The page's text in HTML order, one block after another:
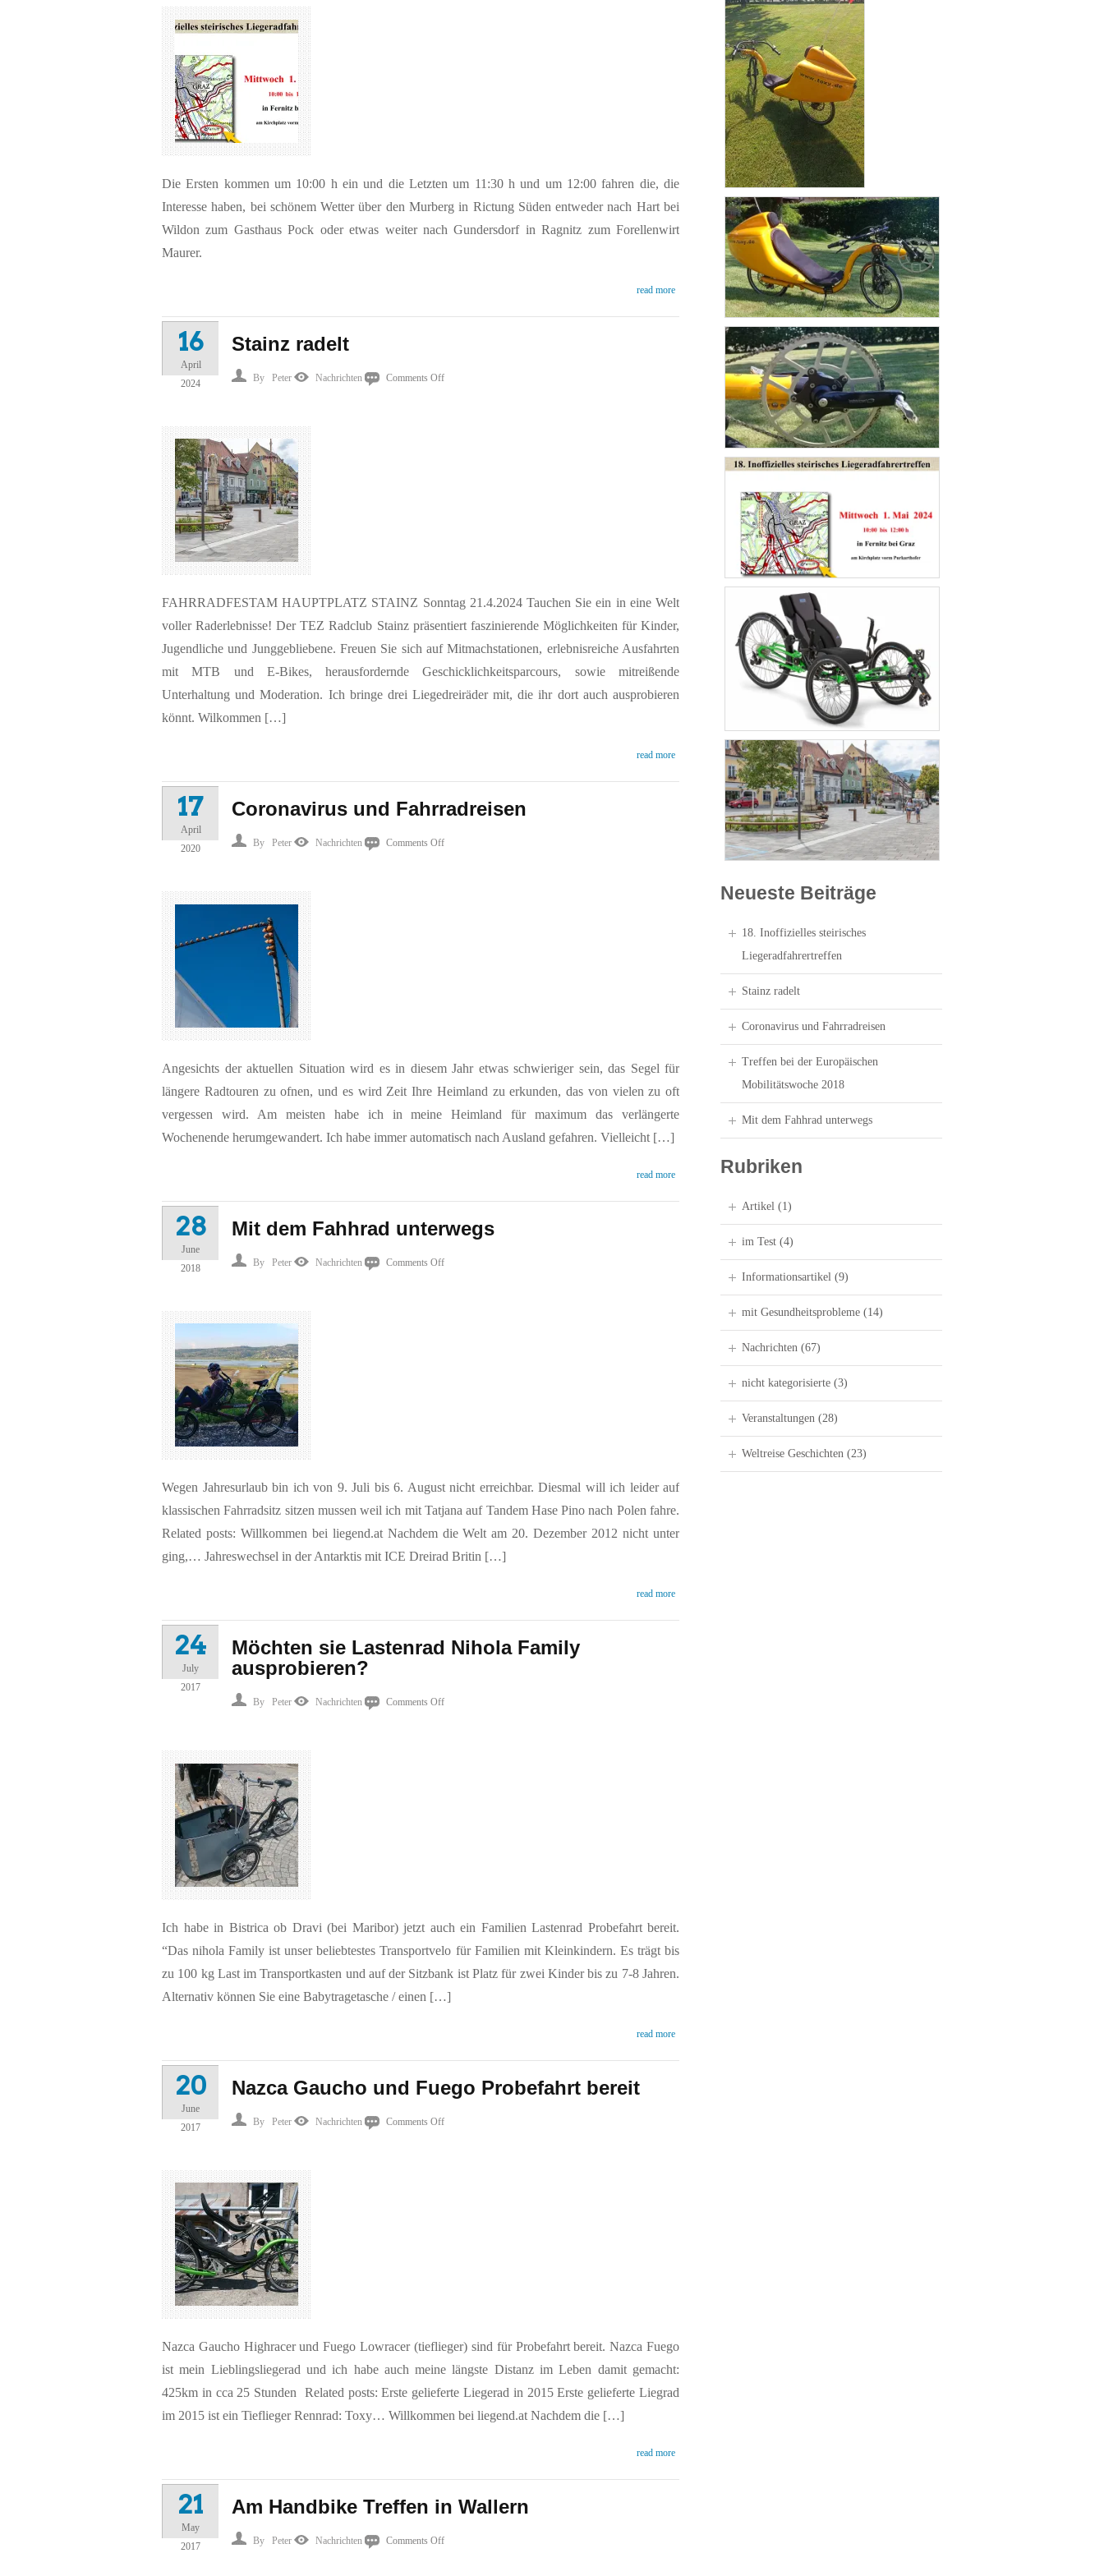
Die Ersten kommen um 10:00 h ein und die Letzten um 11:30 h und um 12:00 fahren die, die
Interesse haben, bei schönem Wetter über den Murberg in Rictung Süden entweder nach Hart bei
Wildon zum Gasthaus Pock oder etwas weiter nach Gundersdorf in Ragnitz zum Forellenwirt
Maurer.
read more
Stainz radelt
16
April
2024
By Peter Nachrichten Comments Offon
FAHRRADFESTAM HAUPTPLATZ STAINZ Sonntag 21.4.2024 Tauchen Sie ein in eine Welt
voller Raderlebnisse! Der TEZ Radclub Stainz präsentiert faszinierende Möglichkeiten für Kinder,
Jugendliche und Junggebliebene. Freuen Sie sich auf Mitmachstationen, erlebnisreiche Ausfahrten
mit MTB und E-Bikes, herausfordernde Geschicklichkeitsparcours, sowie mitreißende
Unterhaltung und Moderation. Ich bringe drei Liegedreiräder mit, die ihr dort auch ausprobieren
könnt. Wilkommen […]
read more
Coronavirus und Fahrradreisen
17
April
2020
By Peter Nachrichten Comments Offon
Angesichts der aktuellen Situation wird es in diesem Jahr etwas schwieriger sein, das Segel für
längere Radtouren zu ofnen, und es wird Zeit Ihre Heimland zu erkunden, das von vielen zu oft
vergessen wird. Am meisten habe ich in meine Heimland für maximum das verlängerte
Wochenende herumgewandert. Ich habe immer automatisch nach Ausland gefahren. Vielleicht […]
read more
Mit dem Fahhrad unterwegs
28
June
2018
By Peter Nachrichten Comments Offon
Wegen Jahresurlaub bin ich von 9. Juli bis 6. August nicht erreichbar. Diesmal will ich leider auf
klassischen Fahrradsitz sitzen mussen weil ich mit Tatjana auf Tandem Hase Pino nach Polen fahre.
Related posts: Willkommen bei liegend.at Nachdem die Welt am 20. Dezember 2012 nicht unter
ging,… Jahreswechsel in der Antarktis mit ICE Dreirad Britin […]
read more
Möchten sie Lastenrad Nihola Family
ausprobieren?
24
July
2017
By Peter Nachrichten Comments Offon
Ich habe in Bistrica ob Dravi (bei Maribor) jetzt auch ein Familien Lastenrad Probefahrt bereit.
“Das nihola Family ist unser beliebtestes Transportvelo für Familien mit Kleinkindern. Es trägt bis
zu 100 kg Last im Transportkasten und auf der Sitzbank ist Platz für zwei Kinder bis zu 7-8 Jahren.
Alternativ können Sie eine Babytragetasche / einen […]
read more
Nazca Gaucho und Fuego Probefahrt bereit
20
June
2017
By Peter Nachrichten Comments Offon
Nazca Gaucho Highracer und Fuego Lowracer (tieflieger) sind für Probefahrt bereit. Nazca Fuego
ist mein Lieblingsliegerad und ich habe auch meine längste Distanz im Leben damit gemacht:
425km in cca 25 Stunden
Related posts: Erste gelieferte Liegerad in 2015 Erste gelieferte Liegrad
im 2015 ist ein Tieflieger Rennrad: Toxy… Willkommen bei liegend.at Nachdem die […]
read more
Am Handbike Treffen in Wallern
21
May
2017
By Peter Nachrichten Comments Offon
Neueste Beiträge
18. Inoffizielles steirisches
Liegeradfahrertreffen
Stainz radelt
Coronavirus und Fahrradreisen
Treffen bei der Europäischen
Mobilitätswoche 2018
Mit dem Fahhrad unterwegs
Rubriken
Artikel (1)
im Test (4)
Informationsartikel (9)
mit Gesundheitsprobleme (14)
Nachrichten (67)
nicht kategorisierte (3)
Veranstaltungen (28)
Weltreise Geschichten (23)